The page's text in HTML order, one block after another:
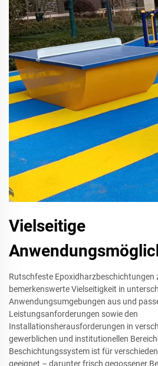
Vielseitige
Rutschfeste Epoxidharzbeschichtungen
bemerkenswerte Vielseitigkeit in
Anwendungsumgebungen aus und
Leistungsanforderungen sowie den
Installationsherausforderungen in
gewerblichen und institutionellen
Beschichtungssystem ist für
geeignet – darunter frisch gegossener